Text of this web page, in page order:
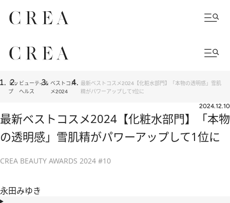
トッ
プ
ビューティ＆
ヘルス
ベストコス
メ2024
最新ベストコスメ2024【化粧水部門】「本物の透明感」雪肌
精がパワーアップして1位に
2024.12.10
最新ベストコスメ2024【化粧水部門】「本物
の透明感」雪肌精がパワーアップして1位に
CREA BEAUTY AWARDS 2024 #10
永田みゆき